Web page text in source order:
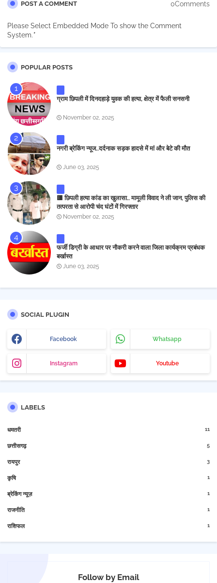
POST A COMMENT 0Comments
Please Select Embedded Mode To show the Comment
System.*
POPULAR POSTS
ग्राम छिपली में दिनदहाड़े युवक की हत्या, क्षेत्र में फैली सनसनी
November 02, 2025
नगरी ब्रेकिंग न्यूज..दर्दनाक सड़क हादसे में मां और बेटे की मौत
June 03, 2025
🟥 छिपली हत्या कांड का खुलासा.. मामूली विवाद ने ली जान, पुलिस की
तत्परता से आरोपी चंद घंटों में गिरफ्तार
November 02, 2025
फर्जी डिग्री के आधार पर नौकरी करने वाला जिला कार्यक्रम प्रबंधक
बर्खास्त
June 03, 2025
SOCIAL PLUGIN
Facebook Whatsapp
Instagram Youtube
LABELS
धमतरी 11
छत्तीसगढ़ 5
रायपुर 3
कृषि 1
ब्रेकिंग न्यूज़ 1
राजनीति 1
राशिफल 1
Follow by Email